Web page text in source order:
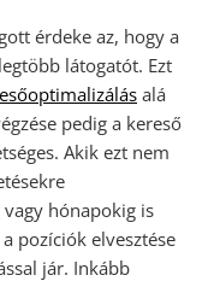
érdeke az, hogy a
látogatót. Ezt
alá
pedig a kereső
Akik ezt nem
hónapokig is
pozíciók elvesztése
jár. Inkább